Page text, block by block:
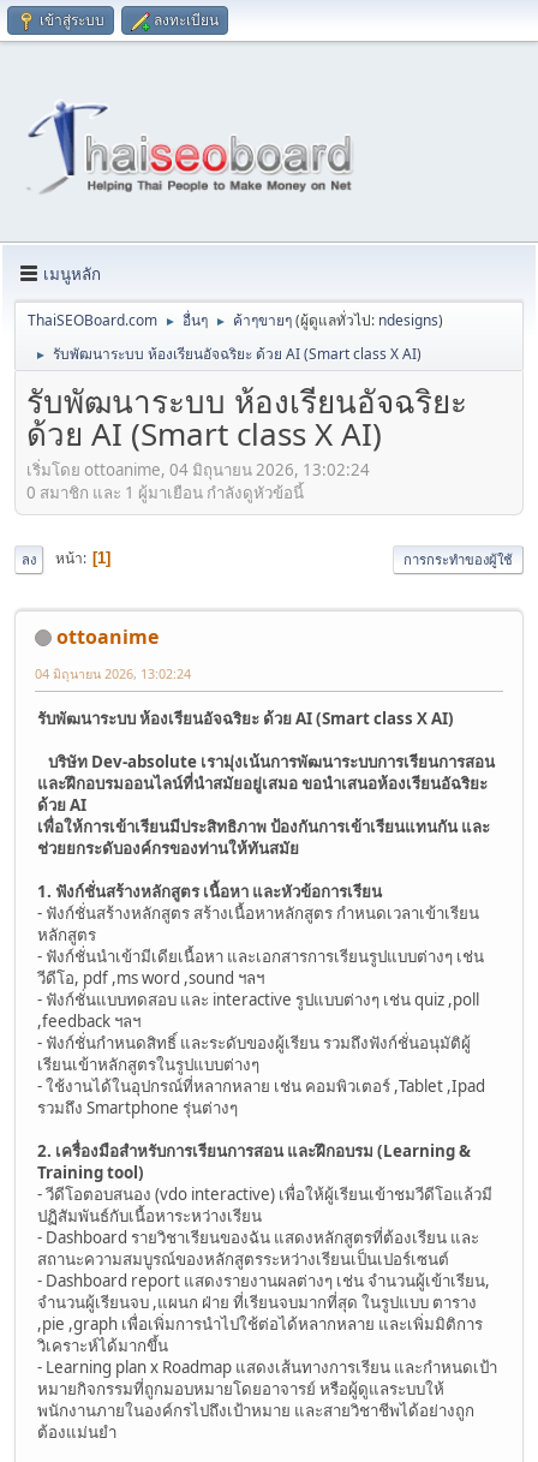
เข้าสู่ระบบ ลงทะเบียน
เมนูหลัก
ThaiSEOBoard.com ► อื่นๆ ► ค้าๆขายๆ(ผู้ดูแลทั่วไป: ndesigns)
► รับพัฒนาระบบ ห้องเรียนอัจฉริยะ ด้วย AI (Smart class X AI)
รับพัฒนาระบบ ห้องเรียนอัจฉริยะ
ด้วย AI (Smart class X AI)
เริ่มโดย ottoanime, 04 มิถุนายน 2026, 13:02:24
0 สมาชิก และ 1 ผู้มาเยือน กำลังดูหัวข้อนี้
ลง หน้า 1 การกระทำของผู้ใช้
ottoanime
04 มิถุนายน 2026, 13:02:24
รับพัฒนาระบบ ห้องเรียนอัจฉริยะ ด้วย AI (Smart class X AI)
บริษัท Dev-absolute เรามุ่งเน้นการพัฒนาระบบการเรียนการสอน
และฝึกอบรมออนไลน์ที่นำสมัยอยู่เสมอ ขอนำเสนอห้องเรียนอัฉริยะ
ด้วย AI
เพื่อให้การเข้าเรียนมีประสิทธิภาพ ป้องกันการเข้าเรียนแทนกัน และ
ช่วยยกระดับองค์กรของท่านให้ทันสมัย
1. ฟังก์ชั่นสร้างหลักสูตร เนื้อหา และหัวข้อการเรียน
- ฟังก์ชั่นสร้างหลักสูตร สร้างเนื้อหาหลักสูตร กำหนดเวลาเข้าเรียน
หลักสูตร
- ฟังก์ชั่นนำเข้ามีเดียเนื้อหา และเอกสารการเรียนรูปแบบต่างๆ เช่น
วีดีโอ, pdf ,ms word ,sound ฯลฯ
- ฟังก์ชั่นแบบทดสอบ และ interactive รูปแบบต่างๆ เช่น quiz ,poll
,feedback ฯลฯ
- ฟังก์ชั่นกำหนดสิทธิ์ และระดับของผู้เรียน รวมถึงฟังก์ชั่นอนุมัติผู้
เรียนเข้าหลักสูตรในรูปแบบต่างๆ
- ใช้งานได้ในอุปกรณ์ที่หลากหลาย เช่น คอมพิวเตอร์ ,Tablet ,Ipad
รวมถึง Smartphone รุ่นต่างๆ
2. เครื่องมือสำหรับการเรียนการสอน และฝึกอบรม (Learning &
Training tool)
- วีดีโอตอบสนอง (vdo interactive) เพื่อให้ผู้เรียนเข้าชมวีดีโอแล้วมี
ปฏิสัมพันธ์กับเนื้อหาระหว่างเรียน
- Dashboard รายวิชาเรียนของฉัน แสดงหลักสูตรที่ต้องเรียน และ
สถานะความสมบูรณ์ของหลักสูตรระหว่างเรียนเป็นเปอร์เซนต์
- Dashboard report แสดงรายงานผลต่างๆ เช่น จำนวนผู้เข้าเรียน,
จำนวนผู้เรียนจบ ,แผนก ฝ่าย ที่เรียนจบมากที่สุด ในรูปแบบ ตาราง
,pie ,graph เพื่อเพิ่มการนำไปใช้ต่อได้หลากหลาย และเพิ่มมิติการ
วิเคราะห์ได้มากขึ้น
- Learning plan x Roadmap แสดงเส้นทางการเรียน และกำหนดเป้า
หมายกิจกรรมที่ถูกมอบหมายโดยอาจารย์ หรือผู้ดูแลระบบให้
พนักงานภายในองค์กรไปถึงเป้าหมาย และสายวิชาชีพได้อย่างถูก
ต้องแม่นยำ